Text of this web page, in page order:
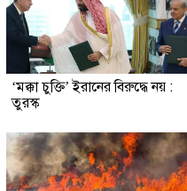
‘মক্কা চুক্তি’ ইরানের বিরুদ্ধে নয় :
তুরস্ক